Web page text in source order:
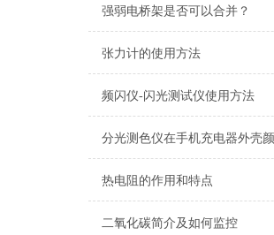
强弱电桥架是否可以合并？
张力计的使用方法
频闪仪-闪光测试仪使用方法
热电阻的作用和特点
二氧化碳简介及如何监控